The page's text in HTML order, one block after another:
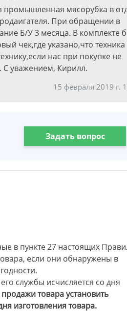
промышленная мясорубка в
При обращении в
Б/У 3 месяца. В комплекте
чек,где указано,что
нас при покупке не
С уважением, Кирилл.
15 февраля 2019 г.
Задать вопрос
в пункте 27 настоящих
если они обнаружены в
службы исчисляется со дня
товара установить
изготовления товара.